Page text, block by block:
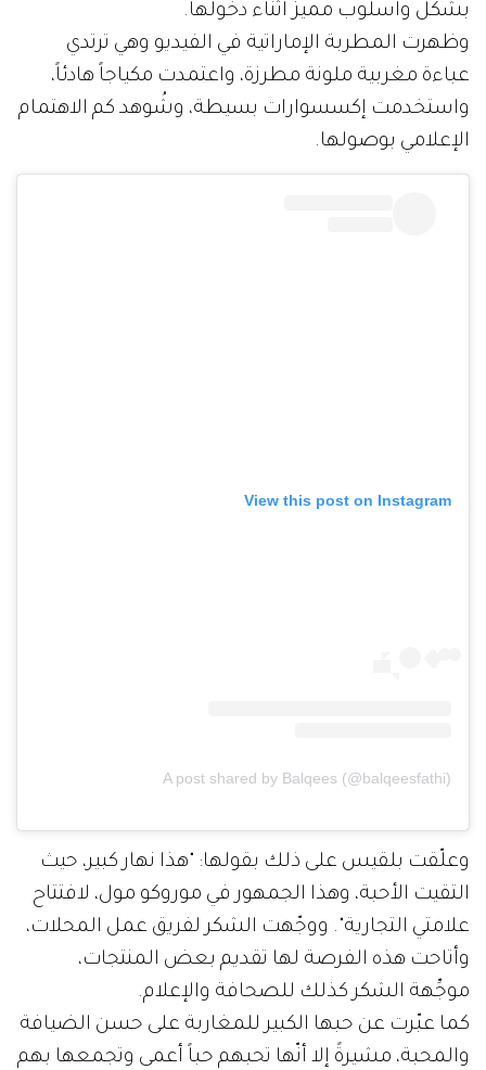
بشكل وأسلوب مميز أثناء دخولها.
وظهرت المطربة الإماراتية في الفيديو وهي ترتدي
عباءة مغربية ملونة مطرزة، واعتمدت مكياجاً هادئاً،
واستخدمت إكسسوارات بسيطة، وشُوهد كم الاهتمام
الإعلامي بوصولها.
View this post on Instagram
A post shared by Balqees (@balqeesfathi)
وعلّقت بلقيس على ذلك بقولها: "هذا نهار كبير، حيث
التقيت الأحبة، وهذا الجمهور في موروكو مول، لافتتاح
علامتي التجارية". ووجّهت الشكر لفريق عمل المحلات،
وأتاحت هذه الفرصة لها تقديم بعض المنتجات،
موجِّهة الشكر كذلك للصحافة والإعلام.
كما عبّرت عن حبها الكبير للمغاربة على حسن الضيافة
والمحبة، مشيرةً إلا أنّها تحبهم حباً أعمى وتجمعها بهم